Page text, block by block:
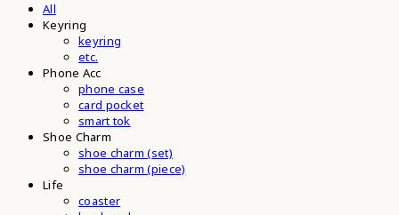
All
Keyring
keyring
etc.
Phone Acc
phone case
card pocket
smart tok
Shoe Charm
shoe charm (set)
shoe charm (piece)
Life
coaster